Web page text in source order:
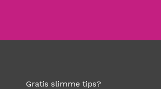
Gratis slimme tips?